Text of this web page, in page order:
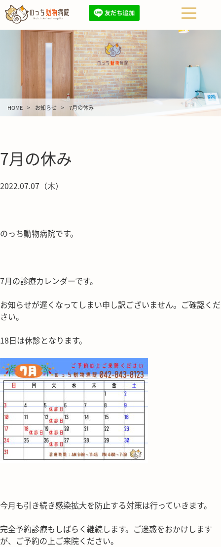
HOME お知らせ 7月の休み
7月の休み
2022.07.07（木）
のっち動物病院です。
7月の診療カレンダーです。
お知らせが遅くなってしまい申し訳ございません。ご確認くだ
さい。
18日は休診となります。
今月も引き続き感染拡大を防止する対策は行っていきます。
完全予約診療もしばらく継続します。ご迷惑をおかけします
が、ご予約の上ご来院ください。